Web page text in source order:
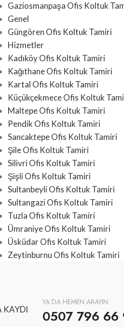
Gaziosmanpaşa Ofis Koltuk
Genel
Güngören Ofis Koltuk Tamiri
Hizmetler
Kadıköy Ofis Koltuk Tamiri
Kağıthane Ofis Koltuk Tamiri
Kartal Ofis Koltuk Tamiri
Küçükçekmece Ofis Koltuk
Maltepe Ofis Koltuk Tamiri
Pendik Ofis Koltuk Tamiri
Sancaktepe Ofis Koltuk Tamiri
Şile Ofis Koltuk Tamiri
Silivri Ofis Koltuk Tamiri
Şişli Ofis Koltuk Tamiri
Sultanbeyli Ofis Koltuk Tamiri
Sultangazi Ofis Koltuk Tamiri
Tuzla Ofis Koltuk Tamiri
Ümraniye Ofis Koltuk Tamiri
Üsküdar Ofis Koltuk Tamiri
Zeytinburnu Ofis Koltuk Tamiri
KAYDI
YA DA HEMEN ARAYIN
0507 796 66